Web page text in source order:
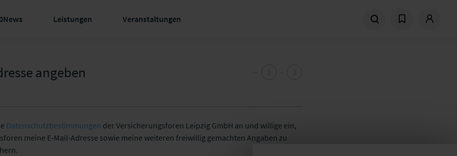
Leistungen Veranstaltungen
angeben
Datenschutzbestimmungen der Versicherungsforen Leipzig GmbH an und willige ein,
meine E-Mail-Adresse sowie meine weiteren freiwillig gemachten Angaben zu